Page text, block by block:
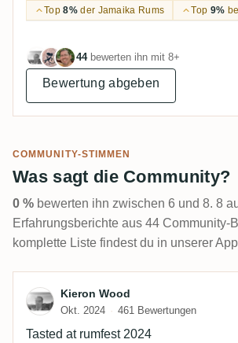
Top8%der Jamaika Rums Top 9%
44bewerten ihn mit 8+
Bewertung abgeben
COMMUNITY-STIMMEN
Was sagt die Community?
0 % bewerten ihn zwischen 6 und 8. 8
Erfahrungsberichte aus 44 Community-
komplette Liste findest du in unserer
Bewertung von Kieron Wood
Kieron Wood
Okt. 2024 461 Bewertungen
Tasted at rumfest 2024